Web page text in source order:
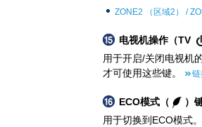
ZONE2 （区域2） /
电视机操作（TV
用于开启/关闭电视机
才可使用这些键。
ECO模式（
）
用于切换到ECO模式。